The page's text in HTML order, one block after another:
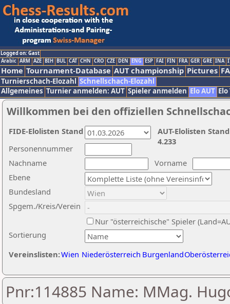
Logged on: Gast
Arabic ARM AZE BIH BUL CAT CHN CRO CZE DEN ENG ESP FAI FIN FRA GER GRE INA
Home Tournament-Database AUT championship Pictures
Turnierschach-Elozahl Schnellschach-Elozahl
Allgemeines Turnier anmelden: AUT Spieler anmelden Elo AUT
Willkommen bei den offiziellen
Nachname
Vorname
Ebene
Sortierung
Personennummer
Bundesland
Spgem./Kreis/Verein
Nur "österreichische" Spieler
Vereinslisten:Wien Niederösterreich Burgenland
AUT-Elolisten
4.233
FIDE-Elolisten Stand
Pnr:114885 Name: MMag.